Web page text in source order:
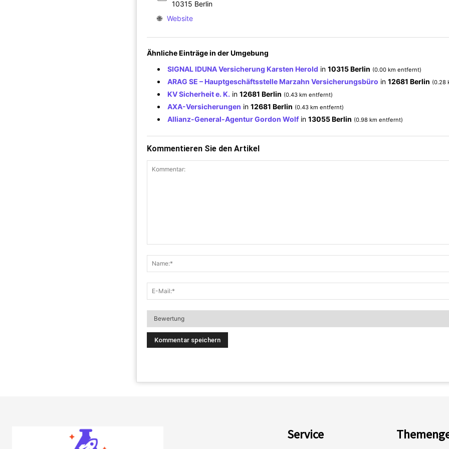
10315 Berlin
🌐 Website
Ähnliche Einträge in der Umgebung
SIGNAL IDUNA Versicherung Karsten Herold in 10315 Berlin (0.00 km entfernt)
ARAG SE – Hauptgeschäftsstelle Marzahn Versicherungsbüro in 12681 Berlin (0.28
KV Sicherheit e. K. in 12681 Berlin (0.43 km entfernt)
AXA-Versicherungen in 12681 Berlin (0.43 km entfernt)
Allianz-General-Agentur Gordon Wolfin 13055 Berlin (0.98 km entfernt)
Kommentieren Sie den Artikel
Service